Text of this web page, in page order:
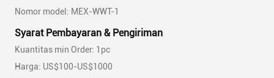
Nomor model: MEX-WWT-1
Syarat Pembayaran & Pengiriman
Kuantitas min Order: 1pc
Harga: US$100-US$1000